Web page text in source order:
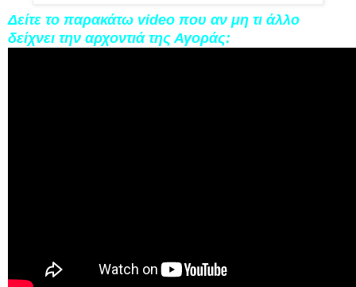
Δείτε το παρακάτω video που αν μη τι άλλο
δείχνει την αρχοντιά της Αγοράς: